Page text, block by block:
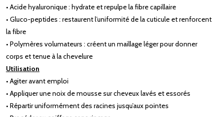
• Acide hyaluronique : hydrate et repulpe la fibre capillaire
• Gluco-peptides : restaurent l’uniformité de la cuticule et renforcent
la fibre
• Polymères volumateurs : créent un maillage léger pour donner
corps et tenue à la chevelure
Utilisation
• Agiter avant emploi
• Appliquer une noix de mousse sur cheveux lavés et essorés
• Répartir uniformément des racines jusqu’aux pointes